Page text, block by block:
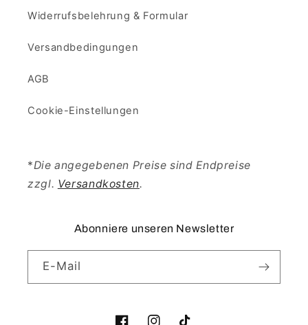
Widerrufsbelehrung & Formular
Versandbedingungen
AGB
Cookie-Einstellungen
*Die angegebenen Preise sind Endpreise
zzgl. Versandkosten.
Abonniere unseren Newsletter
E-Mail